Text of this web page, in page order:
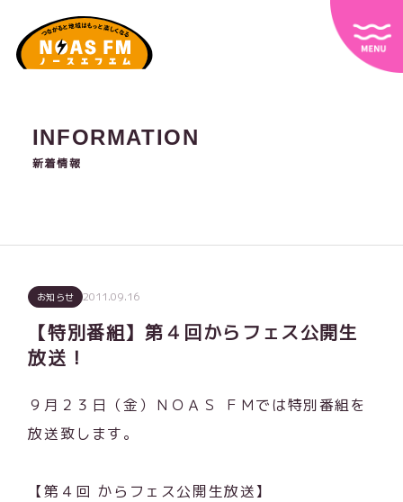
INFORMATION
新着情報
お知らせ 2011.09.16
【特別番組】第４回からフェス公開生
放送！
９月２３日（金）ＮＯＡＳ ＦＭでは特別番組を
放送致します。
【第４回 からフェス公開生放送】